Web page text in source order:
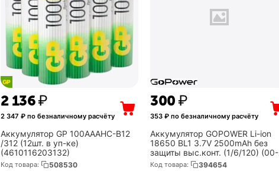
2 136₽
2 347 ₽ по безналичному расчёту
Аккумулятор GP 100AAAHC-B12
/312 (12шт. в уп-ке)
(4610116203132)
Код товара: 508530
‍300‍₽
353 ₽ по безналичному расчёту
Аккумулятор GOPOWER Li-ion
18650 BL1 3.7V 2500mAh без
защиты выс.конт. (1/6/120) (00-
00018355)
Код товара: 394654